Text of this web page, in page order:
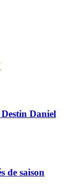
Daniel
de saison